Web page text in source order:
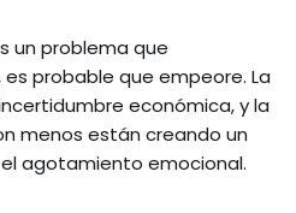
un problema que
probable que empeore. La
económica, y la
menos están creando un
agotamiento emocional.